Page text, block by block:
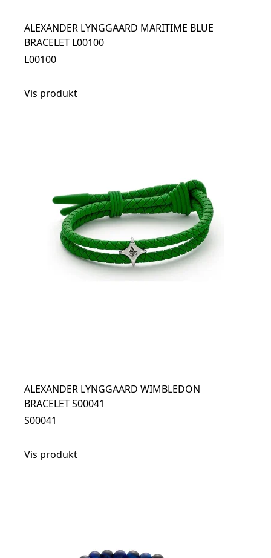
ALEXANDER LYNGGAARD MARITIME BLUE
BRACELET L00100
L00100
Vis produkt
ALEXANDER LYNGGAARD WIMBLEDON
BRACELET S00041
S00041
Vis produkt